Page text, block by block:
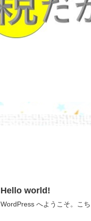
Hello world!
WordPress へようこそ。こ